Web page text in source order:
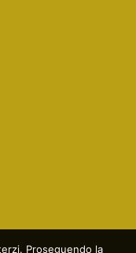
Proseguendo la